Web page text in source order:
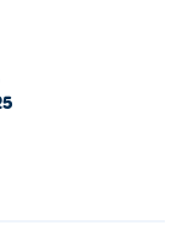
ja tuhoa
ja keräät kolme